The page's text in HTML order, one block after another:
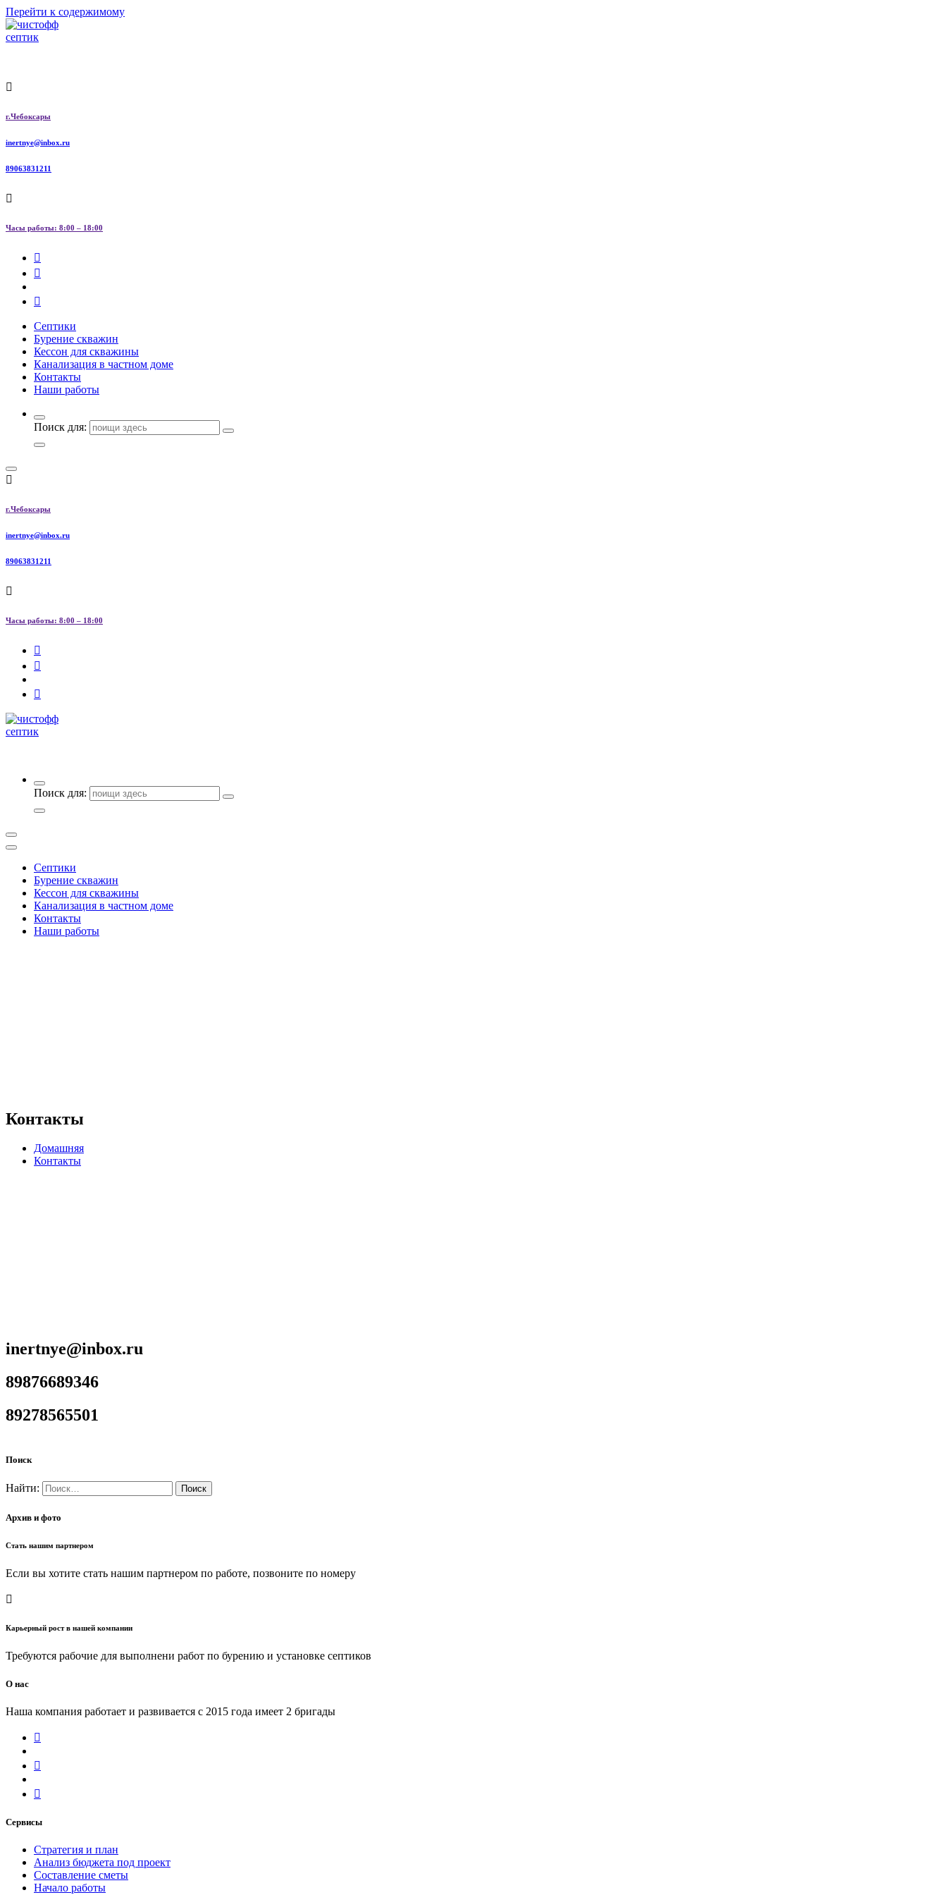
Перейти к содержимому
г.Чебоксары
inertnye@inbox.ru
89063831211
Часы работы: 8:00 – 18:00
Септики
Бурение скважин
Кессон для скважины
Канализация в частном доме
Контакты
Наши работы
Поиск для:
г.Чебоксары
inertnye@inbox.ru
89063831211
Часы работы: 8:00 – 18:00
Поиск для:
Септики
Бурение скважин
Кессон для скважины
Канализация в частном доме
Контакты
Наши работы
Контакты
Домашняя
Контакты
inertnye@inbox.ru
89876689346
89278565501
Поиск
Найти:
Архив и фото
Стать нашим партнером
Если вы хотите стать нашим партнером по работе, позвоните по номеру
Карьерный рост в нашей компании
Требуются рабочие для выполнени работ по бурению и установке септиков
О нас
Наша компания работает и развивается с 2015 года имеет 2 бригады
Сервисы
Стратегия и план
Анализ бюджета под проект
Составление сметы
Начало работы